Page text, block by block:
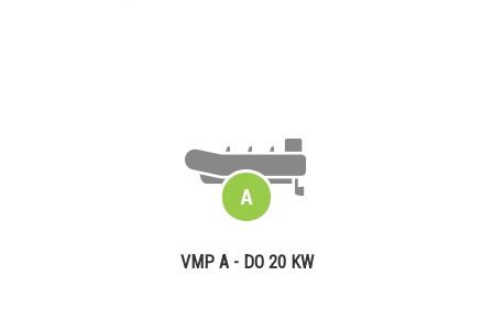
VMP A - DO 20 KW